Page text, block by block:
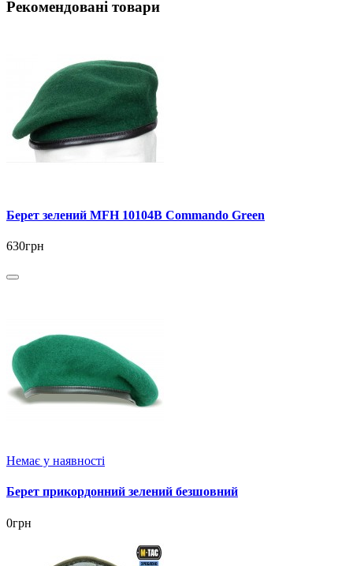
Рекомендовані товари
Берет зелений MFH 10104B Commando Green
630грн
Немає у наявності
Берет прикордонний зелений безшовний
0грн